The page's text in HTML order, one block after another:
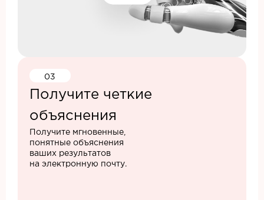
03
Получите четкие
объяснения
Получите мгновенные,
понятные объяснения
ваших результатов
на электронную почту.